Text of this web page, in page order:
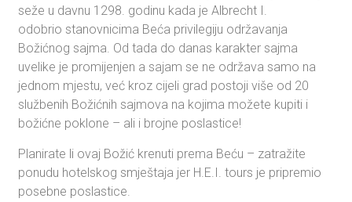
seže u davnu 1298. godinu kada je Albrecht I.
odobrio stanovnicima Beća privilegiju održavanja
Božićnog sajma. Od tada do danas karakter sajma
uvelike je promijenjen a sajam se ne održava samo na
jednom mjestu, već kroz cijeli grad postoji više od 20
službenih Božićnih sajmova na kojima možete kupiti i
božićne poklone – ali i brojne poslastice!
Planirate li ovaj Božić krenuti prema Beću – zatražite
ponudu hotelskog smještaja jer H.E.I. tours je pripremio
posebne poslastice.